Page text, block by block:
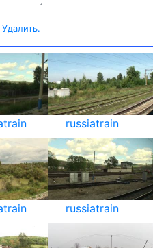
Удалить.
russiatrain
russiatrain